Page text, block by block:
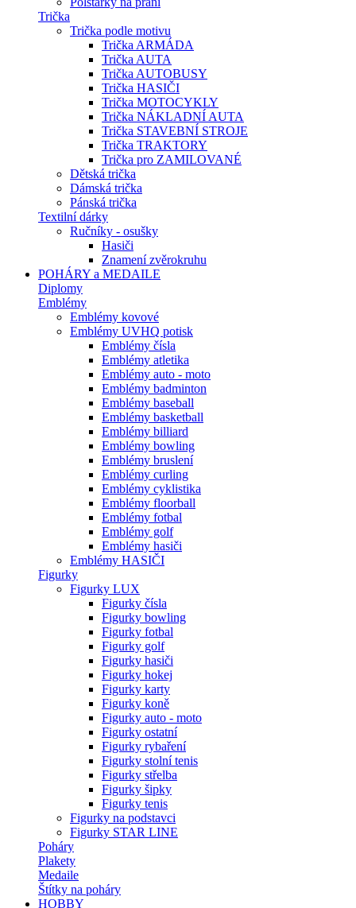
Trička
Trička podle motivu
Trička ARMÁDA
Trička AUTA
Trička AUTOBUSY
Trička HASIČI
Trička MOTOCYKLY
Trička NÁKLADNÍ AUTA
Trička STAVEBNÍ STROJE
Trička TRAKTORY
Trička pro ZAMILOVANÉ
Dětská trička
Dámská trička
Pánská trička
Textilní dárky
Ručníky - osušky
Hasiči
Znamení zvěrokruhu
POHÁRY a MEDAILE
Diplomy
Emblémy
Emblémy kovové
Emblémy UVHQ potisk
Emblémy čísla
Emblémy atletika
Emblémy auto - moto
Emblémy badminton
Emblémy baseball
Emblémy basketball
Emblémy billiard
Emblémy bowling
Emblémy bruslení
Emblémy curling
Emblémy cyklistika
Emblémy floorball
Emblémy fotbal
Emblémy golf
Emblémy hasiči
Emblémy HASIČI
Figurky
Figurky LUX
Figurky čísla
Figurky bowling
Figurky fotbal
Figurky golf
Figurky hasiči
Figurky hokej
Figurky karty
Figurky koně
Figurky auto - moto
Figurky ostatní
Figurky rybaření
Figurky stolní tenis
Figurky střelba
Figurky šipky
Figurky tenis
Figurky na podstavci
Figurky STAR LINE
Poháry
Plakety
Medaile
Štítky na poháry
HOBBY